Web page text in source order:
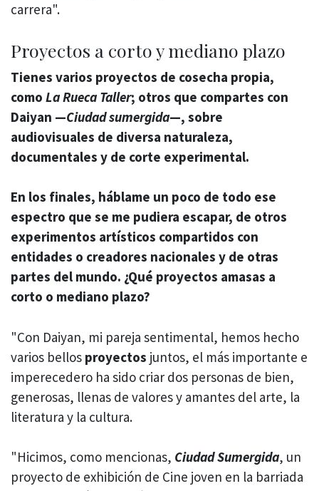
carrera".
Proyectos a corto y mediano plazo
Tienes varios proyectos de cosecha propia,
como La Rueca Taller; otros que compartes con
Daiyan —Ciudad sumergida—, sobre
audiovisuales de diversa naturaleza,
documentales y de corte experimental.
En los finales, háblame un poco de todo ese
espectro que se me pudiera escapar, de otros
experimentos artísticos compartidos con
entidades o creadores nacionales y de otras
partes del mundo. ¿Qué proyectos amasas a
corto o mediano plazo?
"Con Daiyan, mi pareja sentimental, hemos hecho
varios bellos proyectos juntos, el más importante e
imperecedero ha sido criar dos personas de bien,
generosas, llenas de valores y amantes del arte, la
literatura y la cultura.
"Hicimos, como mencionas, Ciudad Sumergida, un
proyecto de exhibición de Cine joven en la barriada